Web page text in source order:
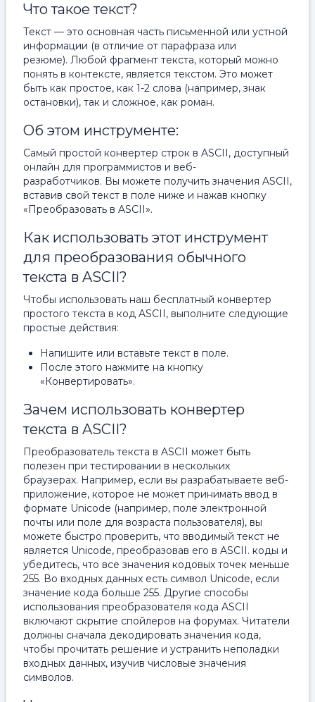
Что такое текст?
Текст — это основная часть письменной или устной
информации (в отличие от парафраза или
резюме). Любой фрагмент текста, который можно
понять в контексте, является текстом. Это может
быть как простое, как 1-2 слова (например, знак
остановки), так и сложное, как роман.
Об этом инструменте:
Самый простой конвертер строк в ASCII, доступный
онлайн для программистов и веб-
разработчиков. Вы можете получить значения ASCII,
вставив свой текст в поле ниже и нажав кнопку
«Преобразовать в ASCII».
Как использовать этот инструмент
для преобразования обычного
текста в ASCII?
Чтобы использовать наш бесплатный конвертер
простого текста в код ASCII, выполните следующие
простые действия:
Напишите или вставьте текст в поле.
После этого нажмите на кнопку
«Конвертировать».
Зачем использовать конвертер
текста в ASCII?
Преобразователь текста в ASCII может быть
полезен при тестировании в нескольких
браузерах. Например, если вы разрабатываете веб-
приложение, которое не может принимать ввод в
формате Unicode (например, поле электронной
почты или поле для возраста пользователя), вы
можете быстро проверить, что вводимый текст не
является Unicode, преобразовав его в ASCII. коды и
убедитесь, что все значения кодовых точек меньше
255. Во входных данных есть символ Unicode, если
значение кода больше 255. Другие способы
использования преобразователя кода ASCII
включают скрытие спойлеров на форумах. Читатели
должны сначала декодировать значения кода,
чтобы прочитать решение и устранить неполадки
входных данных, изучив числовые значения
символов.